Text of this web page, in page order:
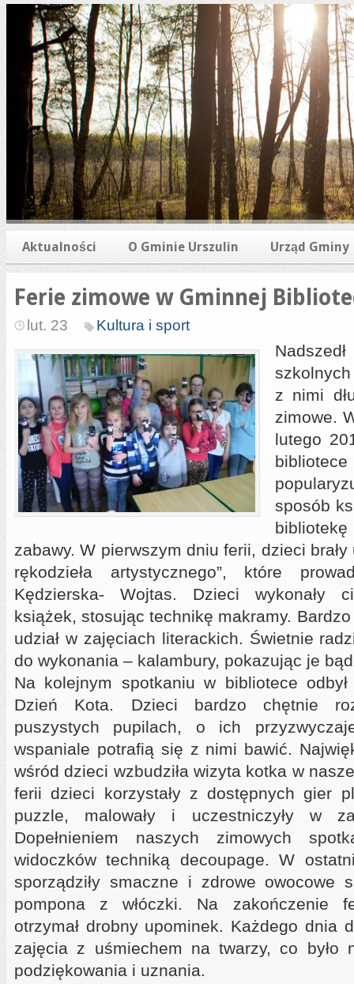
Aktualności O Gminie Urszulin Urząd Gminy
Ferie zimowe w Gminnej
lut. 23 Kultura i sport
z nimi
zimowe.
lutego
sposób
zabawy. W pierwszym dniu ferii, dzieci brały
rękodzieła artystycznego”, które
Kędzierska- Wojtas. Dzieci wykonały
książek, stosując technikę makramy.
udział w zajęciach literackich. Świetnie
do wykonania – kalambury, pokazując je
Na kolejnym spotkaniu w bibliotece
Dzień Kota. Dzieci bardzo chętnie
puszystych pupilach, o ich
wspaniale potrafią się z nimi bawić.
wśród dzieci wzbudziła wizyta kotka w
ferii dzieci korzystały z dostępnych gier
puzzle, malowały i uczestniczyły w
Dopełnieniem naszych zimowych
widoczków techniką decoupage. W
sporządziły smaczne i zdrowe owocowe
pompona z włóczki. Na zakończenie
otrzymał drobny upominek. Każdego dnia
zajęcia z uśmiechem na twarzy, co było
podziękowania i uznania.